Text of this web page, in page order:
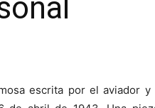
escrita por el aviador